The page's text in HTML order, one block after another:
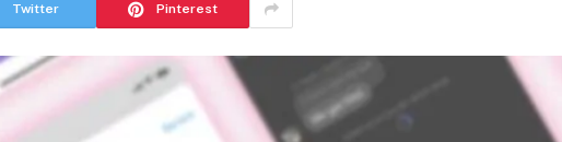
Twitter Pinterest